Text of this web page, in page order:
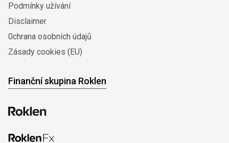
Podmínky užívání
Disclaimer
0chrana osobních údajů
Zásady cookies (EU)
Finanční skupina Roklen